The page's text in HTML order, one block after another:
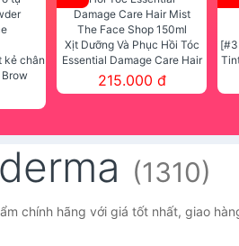
kẻ chân
Shop
Xịt Dưỡng Và Phục Hồi Tóc
Essential Damage Care Hair
Mist The Face Shop 150ml
215.000 đ
(1310)
chính hãng với giá tốt nhất, giao